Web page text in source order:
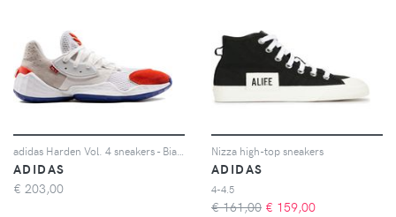
ADIDAS
€ 203,00
Nizza high-top sneakers
ADIDAS
4-4.5
€ 161,00 € 159,00